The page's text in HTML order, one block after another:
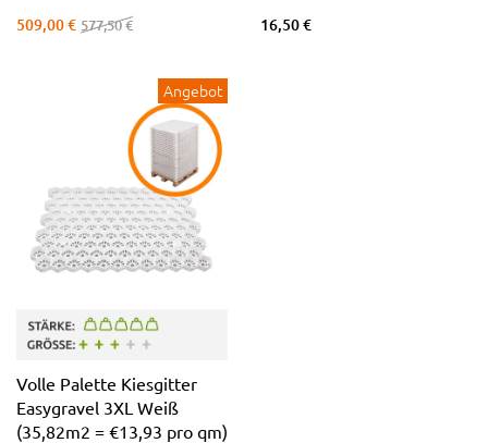
509,00 € 577,50 € 16,50 €
Angebot
Volle Palette Kiesgitter
Easygravel 3XL Weiß
(35,82m2 = €13,93 pro qm)